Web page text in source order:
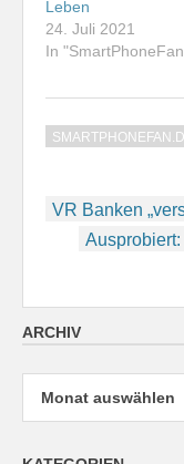
Leben
24. Juli 2021
In
VR Banken
ARCHIV
Archiv